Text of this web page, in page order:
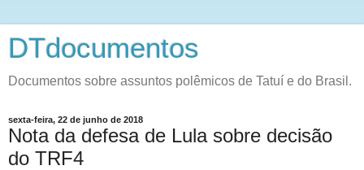
DTdocumentos
Documentos sobre assuntos polêmicos de Tatuí e do Brasil.
sexta-feira, 22 de junho de 2018
Nota da defesa de Lula sobre decisão
do TRF4